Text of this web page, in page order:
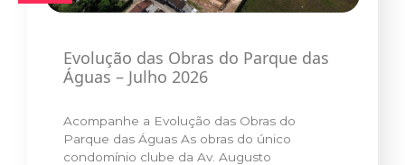
Evolução das Obras do Parque das
Águas – Julho 2026
Acompanhe a Evolução das Obras do
Parque das Águas As obras do único
condomínio clube da Av. Augusto